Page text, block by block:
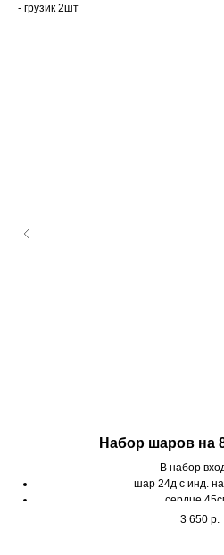
- грузик 2шт
Набор шаров на
В набор
шар 24д с инд.
сердце
шары
3 650 р.